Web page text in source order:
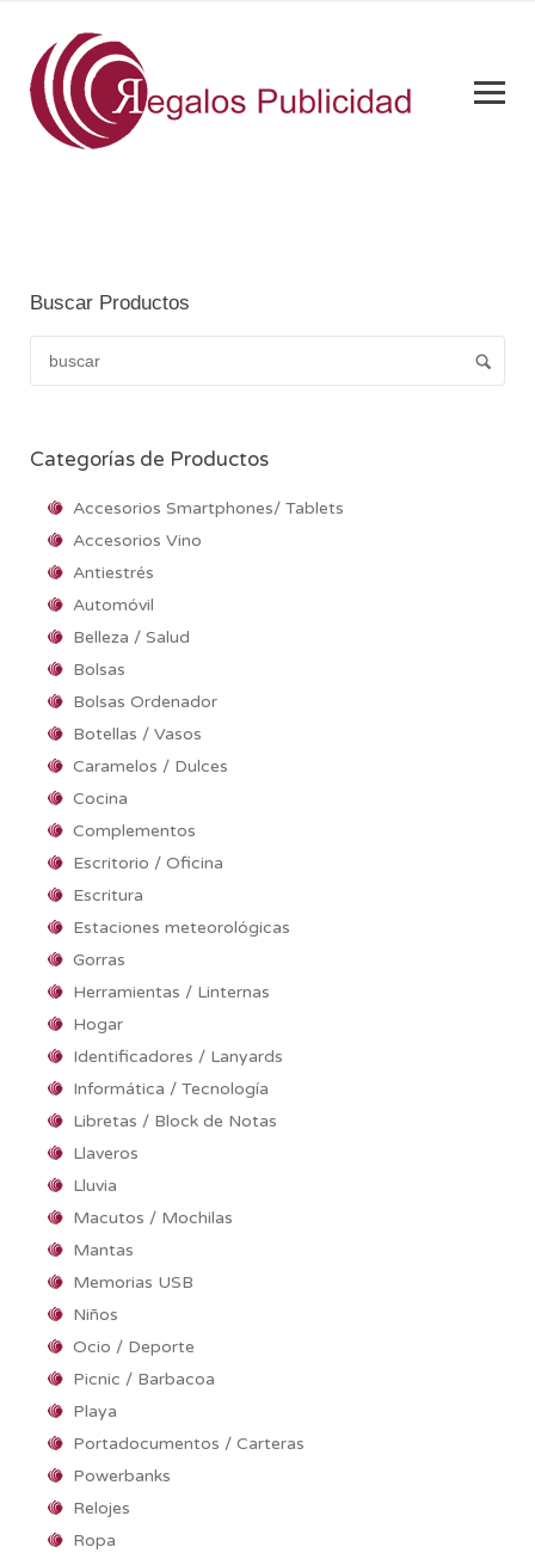
Buscar Productos
Categorías de Productos
Accesorios Smartphones/ Tablets
Accesorios Vino
Antiestrés
Automóvil
Belleza / Salud
Bolsas
Bolsas Ordenador
Botellas / Vasos
Caramelos / Dulces
Cocina
Complementos
Escritorio / Oficina
Escritura
Estaciones meteorológicas
Gorras
Herramientas / Linternas
Hogar
Identificadores / Lanyards
Informática / Tecnología
Libretas / Block de Notas
Llaveros
Lluvia
Macutos / Mochilas
Mantas
Memorias USB
Niños
Ocio / Deporte
Picnic / Barbacoa
Playa
Portadocumentos / Carteras
Powerbanks
Relojes
Ropa